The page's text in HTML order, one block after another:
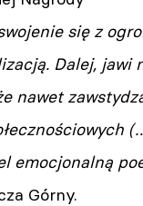
się z
Dalej, jawi
nawet
emocjonalną
Górny.